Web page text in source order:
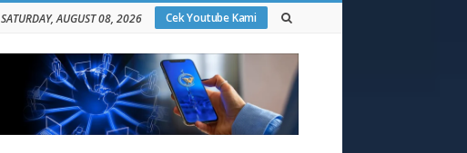
Cek Youtube Kami
SATURDAY, AUGUST 08, 2026